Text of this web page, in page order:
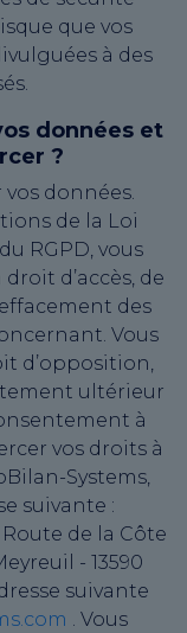
que vos
à des
données et
?
données.
de la Loi
RGPD, vous
d’accès, de
des
Vous
d’opposition,
ultérieur
à
vos droits à
Systems,
suivante :
de la Côte
- 13590
suivante
. Vous